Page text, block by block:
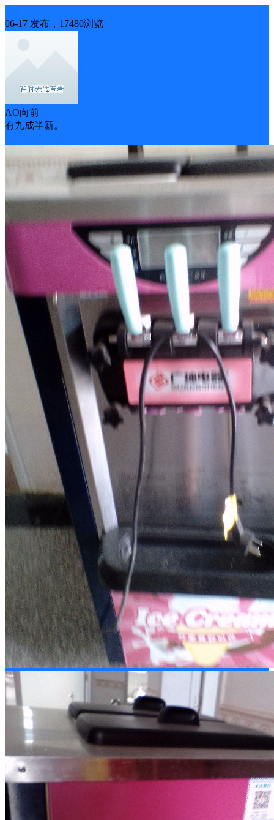
06-17 发布，17480浏览
AO向前
有九成半新。